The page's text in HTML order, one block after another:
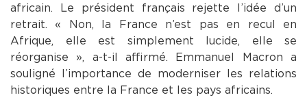
africain. Le président français rejette l’idée d’un
retrait. « Non, la France n’est pas en recul en
Afrique, elle est simplement lucide, elle se
réorganise », a-t-il affirmé. Emmanuel Macron a
souligné l’importance de moderniser les relations
historiques entre la France et les pays africains.